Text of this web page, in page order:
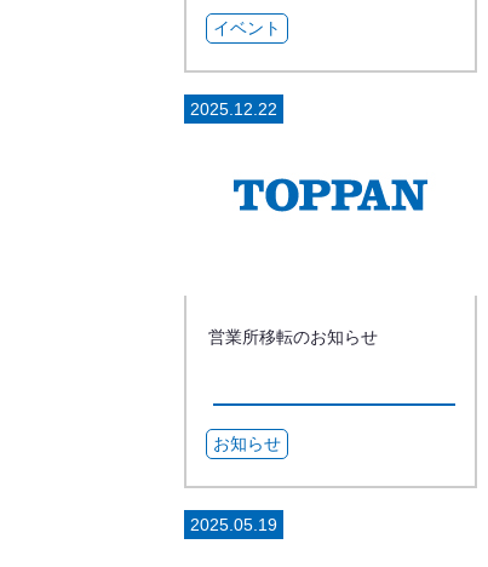
イベント
2025.12.22
営業所移転のお知らせ
お知らせ
2025.05.19